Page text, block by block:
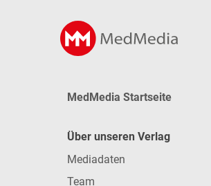
MedMedia Startseite
Über unseren Verlag
Mediadaten
Team